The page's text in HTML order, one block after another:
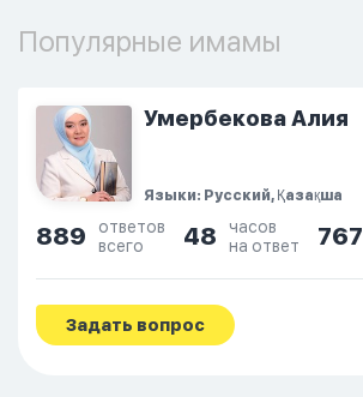
Популярные имамы
Умербекова Алия
Языки: Русский, Қазақша
889
ответов
всего
48
часов
на ответ
767
Задать вопрос